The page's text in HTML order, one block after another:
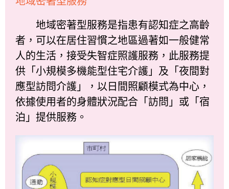
地域密著型服務是指患有認知症之高齡
者，可以在居住習慣之地區過著如一般健常
人的生活，接受失智症照護服務，此服務提
供「小規模多機能型住宅介護」及「夜間對
應型訪問介護」，以日間照顧模式為中心，
依據使用者的身體狀況配合「訪問」或「宿
泊」提供服務。